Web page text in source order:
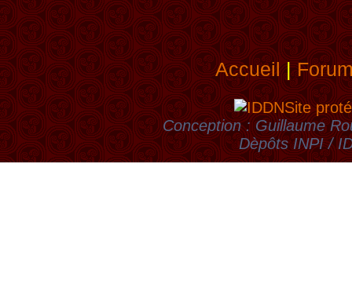
Accueil|
Site
Conception : Guillaume
Dèpôts INPI /